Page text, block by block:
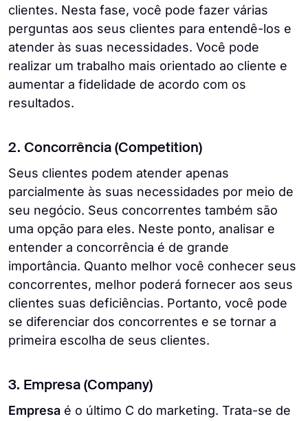
clientes. Nesta fase, você pode fazer várias
perguntas aos seus clientes para entendê-los e
atender às suas necessidades. Você pode
realizar um trabalho mais orientado ao cliente e
aumentar a fidelidade de acordo com os
resultados.
2. Concorrência (Competition)
Seus clientes podem atender apenas
parcialmente às suas necessidades por meio de
seu negócio. Seus concorrentes também são
uma opção para eles. Neste ponto, analisar e
entender a concorrência é de grande
importância. Quanto melhor você conhecer seus
concorrentes, melhor poderá fornecer aos seus
clientes suas deficiências. Portanto, você pode
se diferenciar dos concorrentes e se tornar a
primeira escolha de seus clientes.
3. Empresa (Company)
Empresa é o último C do marketing. Trata-se de